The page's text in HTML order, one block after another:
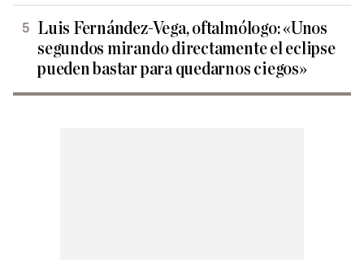
Luis Fernández-Vega, oftalmólogo: «Unos
segundos mirando directamente el eclipse
pueden bastar para quedarnos ciegos»